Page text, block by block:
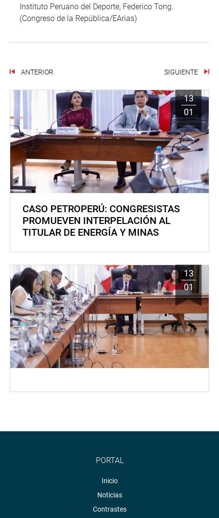
Instituto Peruano del Deporte, Federico Tong.
(Congreso de la República/EArias)
ANTERIOR SIGUIENTE
13
01
CASO PETROPERÚ: CONGRESISTAS
PROMUEVEN INTERPELACIÓN AL
TITULAR DE ENERGÍA Y MINAS
13
01
PORTAL
Inicio
Noticias
Contrastes